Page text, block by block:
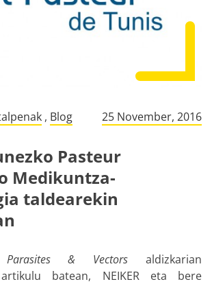
, Blog 25 November, 2016
Pasteur
Medikuntza-
taldearekin
Parasites & Vectors aldizkarian
batean, NEIKER eta bere